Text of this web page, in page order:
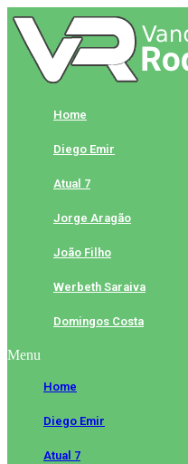
Skip
to
content
Home
Diego Emir
Atual 7
Jorge Aragão
João Filho
Werbeth Saraiva
Domingos Costa
Menu
Home
Diego Emir
Atual 7